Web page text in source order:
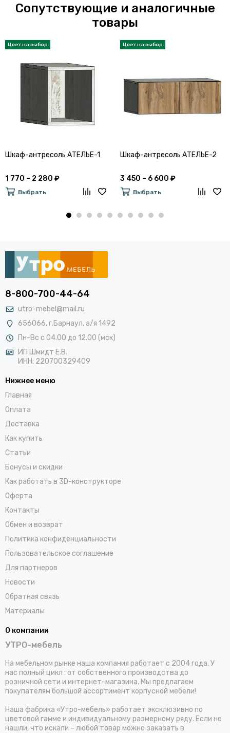
Сопутствующие и аналогичные
товары
Шкаф-антресоль АТЕЛЬЕ-1
1 770 – 2 280 ₽
Выбрать
Шкаф-антресоль АТЕЛЬЕ-2
3 450 – 6 600 ₽
Выбрать
8-800-700-44-64
utro-mebel@mail.ru
656066, г.Барнаул, а/я 1492
Пн-Вс с 04.00 до 12.00 (мск)
ИП Шмидт Е.В.
ИНН: 220700329409
Нижнее меню
Главная
Оплата
Доставка
Как купить
Статьи
Бонусы и скидки
Как работать в 3D-конструкторе
Оферта
Контакты
Обмен и возврат
Политика конфиденциальности
Пользовательское соглашение
Для партнеров
Новости
Обратная связь
Материалы
О компании
УТРО-мебель
На мебельном рынке наша компания работает с 2004 года. У
нас полный цикл : от собственного производства до
розничной сети и интернет-магазина. Мы предлагаем
покупателям большой ассортимент корпусной мебели!
Наша фабрика «Утро-мебель» работает эксклюзивно по
цветовой гамме и индивидуальному размерному ряду. Если не
нашли, что искали – любой товар можно заказать в